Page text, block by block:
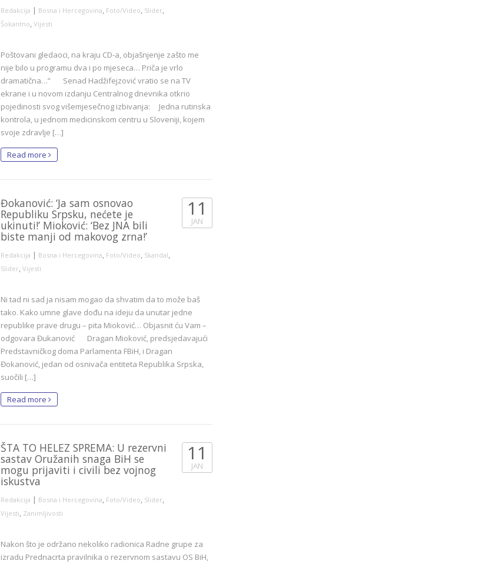
Redakcija | Bosna i Hercegovina, Foto/Video, Slider,
Šokantno, Vijesti
Poštovani gledaoci, na kraju CD-a, objašnjenje zašto me
nije bilo u programu dva i po mjeseca… Priča je vrlo
dramatična…” Senad Hadžifejzović vratio se na TV
ekrane i u novom izdanju Centralnog dnevnika otkrio
pojedinosti svog višemjesečnog izbivanja: Jedna rutinska
kontrola, u jednom medicinskom centru u Sloveniji, kojem
svoje zdravlje […]
Read more
Đokanović: ‘Ja sam osnovao
Republiku Srpsku, nećete je
ukinuti!’ Mioković: ‘Bez JNA bili
biste manji od makovog zrna!’
Redakcija | Bosna i Hercegovina, Foto/Video, Skandal,
Slider, Vijesti
11
JAN
Ni tad ni sad ja nisam mogao da shvatim da to može baš
tako. Kako umne glave dođu na ideju da unutar jedne
republike prave drugu – pita Mioković… Objasnit ću Vam –
odgovara Đukanović Dragan Mioković, predsjedavajući
Predstavničkog doma Parlamenta FBiH, i Dragan
Đokanović, jedan od osnivača entiteta Republika Srpska,
suočili […]
Read more
ŠTA TO HELEZ SPREMA: U rezervni
sastav Oružanih snaga BiH se
mogu prijaviti i civili bez vojnog
iskustva
Redakcija | Bosna i Hercegovina, Foto/Video, Slider,
Vijesti, Zanimljivosti
11
JAN
Nakon što je održano nekoliko radionica Radne grupe za
izradu Prednacrta pravilnika o rezervnom sastavu OS BiH,